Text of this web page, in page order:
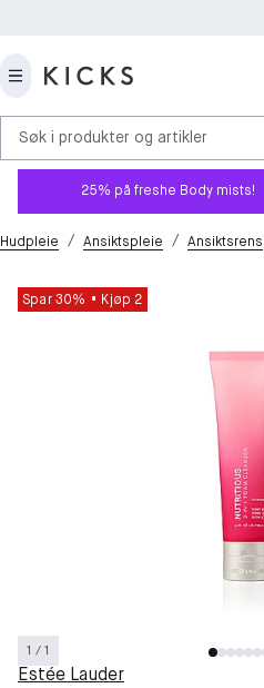
Søk i produkter og artikler
25% på freshe Body mists!
Hudpleie / Ansiktspleie / Ansiktsrens
Spar 30% Kjøp 2
1 / 1
Estée Lauder